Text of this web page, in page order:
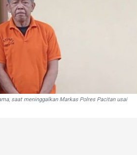
saat meninggalkan Markas Polres Pacitan usai